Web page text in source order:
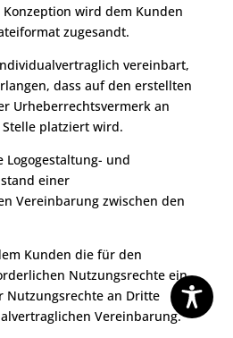
Konzeption wird dem Kunden
zugesandt.
vereinbart,
dass auf den erstellten
Urheberrechtsvermerk an
platziert wird.
Logogestaltung- und
einer
Vereinbarung zwischen den
Kunden die für den
Nutzungsrechte ein.
Nutzungsrechte an Dritte
Vereinbarung.